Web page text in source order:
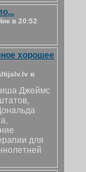
в 20:52
хорошее
в
Джеймс
для